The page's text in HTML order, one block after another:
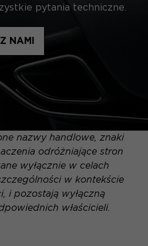
pytania techniczne.
NAMI
nazwy handlowe, znaki
odróżniające stron
wyłącznie w celach
w kontekście
i pozostają wyłączną
właścicieli.